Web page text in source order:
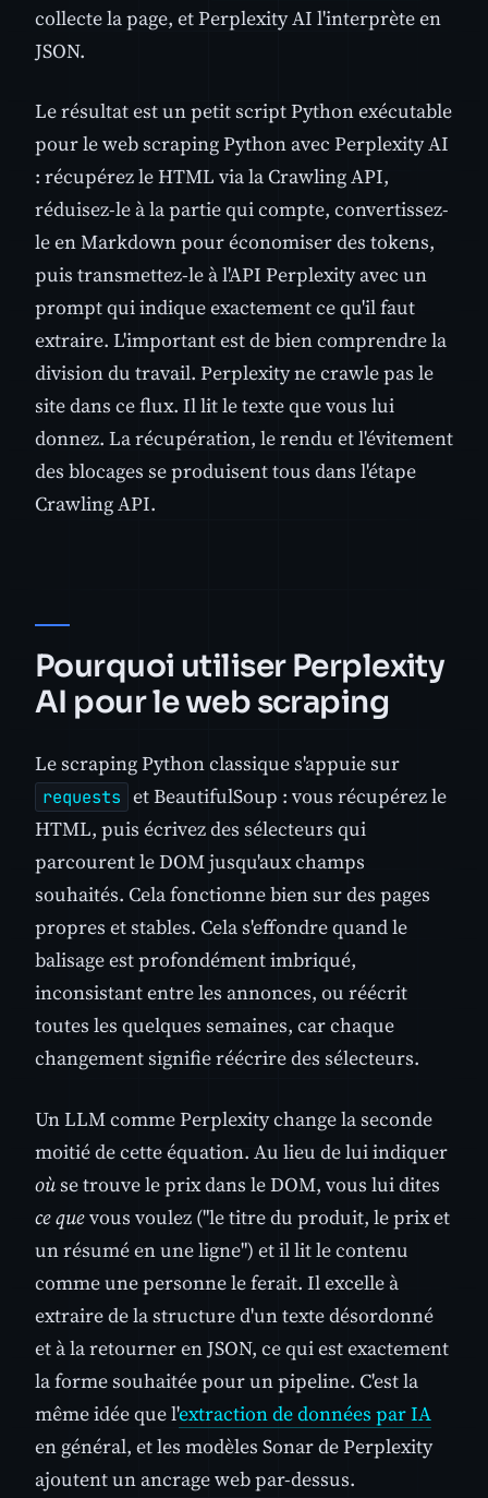
collecte la page, et Perplexity AI l'interprète en
JSON.
Le résultat est un petit script Python exécutable
pour le web scraping Python avec Perplexity AI
: récupérez le HTML via la Crawling API,
réduisez-le à la partie qui compte, convertissez-
le en Markdown pour économiser des tokens,
puis transmettez-le à l'API Perplexity avec un
prompt qui indique exactement ce qu'il faut
extraire. L'important est de bien comprendre la
division du travail. Perplexity ne crawle pas le
site dans ce flux. Il lit le texte que vous lui
donnez. La récupération, le rendu et l'évitement
des blocages se produisent tous dans l'étape
Crawling API.
Pourquoi utiliser Perplexity
AI pour le web scraping
Le scraping Python classique s'appuie sur
requests et BeautifulSoup : vous récupérez le
HTML, puis écrivez des sélecteurs qui
parcourent le DOM jusqu'aux champs
souhaités. Cela fonctionne bien sur des pages
propres et stables. Cela s'effondre quand le
balisage est profondément imbriqué,
inconsistant entre les annonces, ou réécrit
toutes les quelques semaines, car chaque
changement signifie réécrire des sélecteurs.
Un LLM comme Perplexity change la seconde
moitié de cette équation. Au lieu de lui indiquer
oùse trouve le prix dans le DOM, vous lui dites
ce quevous voulez ("le titre du produit, le prix et
un résumé en une ligne") et il lit le contenu
comme une personne le ferait. Il excelle à
extraire de la structure d'un texte désordonné
et à la retourner en JSON, ce qui est exactement
la forme souhaitée pour un pipeline. C'est la
même idée que l'extraction de données par IA
en général, et les modèles Sonar de Perplexity
ajoutent un ancrage web par-dessus.